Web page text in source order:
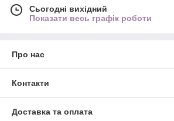
Сьогодні вихідний
Показати весь графік роботи
Про нас
Контакти
Доставка та оплата